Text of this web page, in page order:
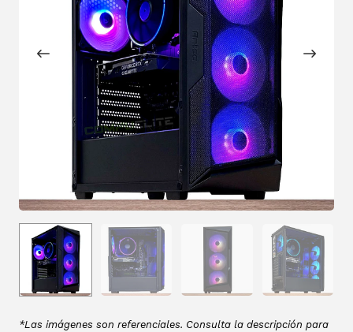
*Las imágenes son referenciales. Consulta la descripción para